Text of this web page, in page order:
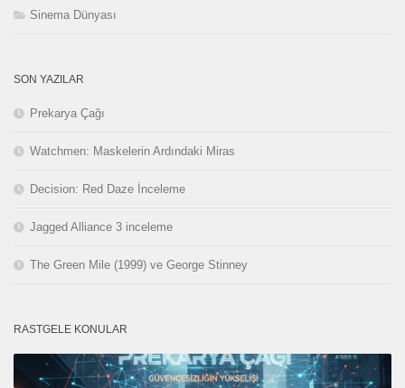
Sinema Dünyası
SON YAZILAR
Prekarya Çağı
Watchmen: Maskelerin Ardındaki Miras
Decision: Red Daze İnceleme
Jagged Alliance 3 inceleme
The Green Mile (1999) ve George Stinney
RASTGELE KONULAR